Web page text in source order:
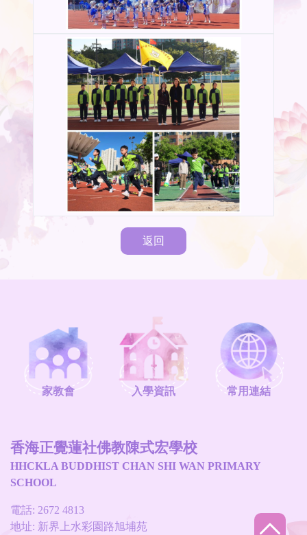
返回
家教會 入學資訊 常用連結
香海正覺蓮社佛教陳式宏學校
HHCKLA BUDDHIST CHAN SHI WAN PRIMARY
SCHOOL
電話: 2672 4813
地址: 新界上水彩園路旭埔苑